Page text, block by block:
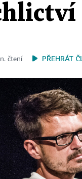
čtení PŘEHRÁT